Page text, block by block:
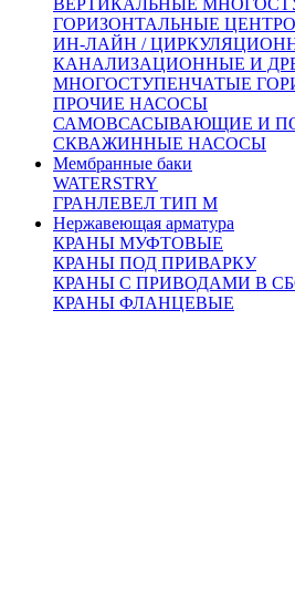
ВЕРТИКАЛЬНЫЕ
ГОРИЗОНТАЛЬНЫЕ
ИН-ЛАЙН /
КАНАЛИЗАЦИОННЫЕ И
МНОГОСТУПЕНЧАТЫЕ
ПРОЧИЕ НАСОСЫ
САМОВСАСЫВАЮЩИЕ И
СКВАЖИННЫЕ НАСОСЫ
Мембранные баки
WATERSTRY
ГРАНЛЕВЕЛ ТИП М
Нержавеющая арматура
КРАНЫ МУФТОВЫЕ
КРАНЫ ПОД ПРИВАРКУ
КРАНЫ С ПРИВОДАМИ В
КРАНЫ ФЛАНЦЕВЫЕ
Все вопросы по доставке вы можете
менеджерам
Москва и Московская область 3
Доставка в другие регионы России
индивидуально, с учетом
Похожие товары: